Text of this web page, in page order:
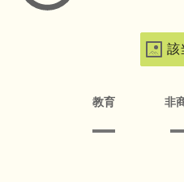
該
教育 非